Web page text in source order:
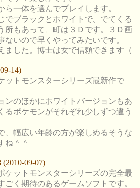
ら一体を選んでプレイします。
でブラックとホワイトで、でてくる
所もあって、町は３Ｄです。３Ｄ画
ないので早くやってみたいです。
ました。博士は女で信頼できます（
14)
ットモンスターシリーズ最新作で
ンのほかにホワイトバージョンもあ
るポケモンがそれぞれ少しずつ違う
、幅広い年齢の方が楽しめるそうな
ね＾＾
(2010-09-07)
ケットモンスターシリーズの完全最
ごく期待のあるゲームソフトです。